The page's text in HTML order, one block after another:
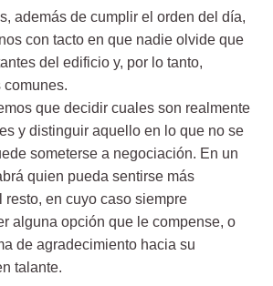
además de cumplir el orden del día,
con tacto en que nadie olvide que
del edificio y, por lo tanto,
comunes.
que decidir cuales son realmente
y distinguir aquello en lo que no se
someterse a negociación. En un
quien pueda sentirse más
resto, en cuyo caso siempre
alguna opción que le compense, o
de agradecimiento hacia su
talante.